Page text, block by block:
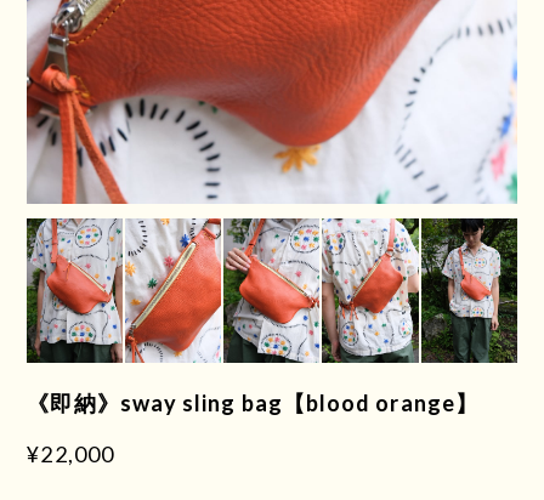
《即納》sway sling bag【blood orange】
¥22,000